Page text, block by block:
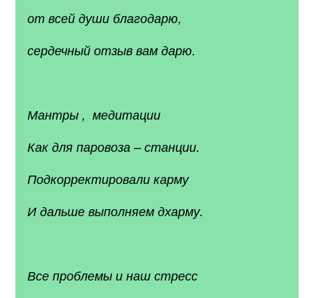
от всей души благодарю,
сердечный отзыв вам дарю.
Мантры , медитации
Как для паровоза – станции.
Подкорректировали карму
И дальше выполняем дхарму.
Все проблемы и наш стресс